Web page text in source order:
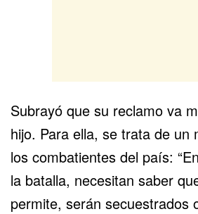
Subrayó que su reclamo va
hijo. Para ella, se trata de un
los combatientes del país:
la batalla, necesitan saber
permite, serán secuestrados